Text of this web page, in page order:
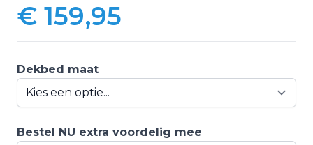
Vanaf:
€ 159,95
Dekbed maat
Bestel NU extra voordelig mee